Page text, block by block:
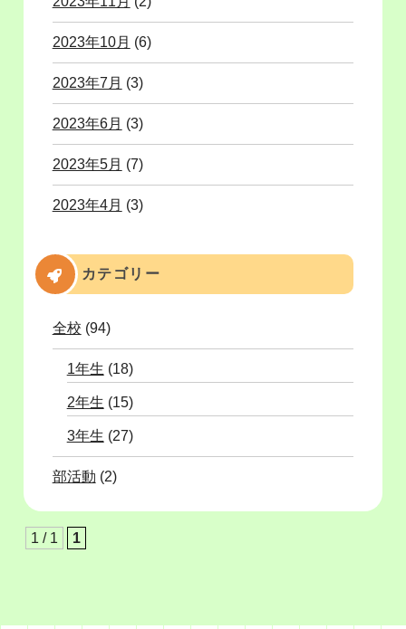
2023年10月 (6)
2023年7月 (3)
2023年6月 (3)
2023年5月 (7)
2023年4月 (3)
カテゴリー
全校 (94)
1年生 (18)
2年生 (15)
3年生 (27)
部活動 (2)
1 / 1 1